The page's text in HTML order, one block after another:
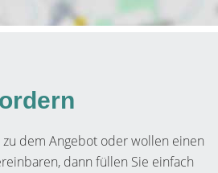
zu dem Angebot oder wollen einen
dann füllen Sie einfach